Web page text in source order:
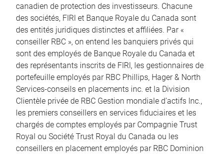
canadien de protection des investisseurs. Chacune
des sociétés, FIRI et Banque Royale du Canada sont
des entités juridiques distinctes et affiliées. Par «
conseiller RBC », on entend les banquiers privés qui
sont des employés de Banque Royale du Canada et
des représentants inscrits de FIRI, les gestionnaires de
portefeuille employés par RBC Phillips, Hager & North
Services-conseils en placements inc. et la Division
Clientèle privée de RBC Gestion mondiale d’actifs Inc.,
les premiers conseillers en services fiduciaires et les
chargés de comptes employés par Compagnie Trust
Royal ou Société Trust Royal du Canada ou les
conseillers en placement employés par RBC Dominion